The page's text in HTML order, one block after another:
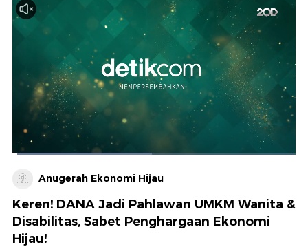
Hidup
ini
Dimuat:
Anugerah Ekonomi Hijau
Keren! DANA Jadi Pahlawan UMKM Wanita &
Disabilitas, Sabet Penghargaan Ekonomi
Hijau!